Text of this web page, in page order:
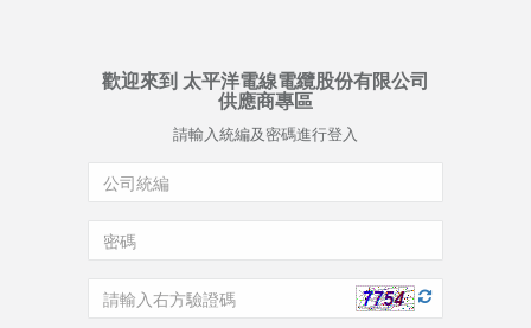
歡迎來到 太平洋電線電纜股份有限公司
供應商專區
請輸入統編及密碼進行登入